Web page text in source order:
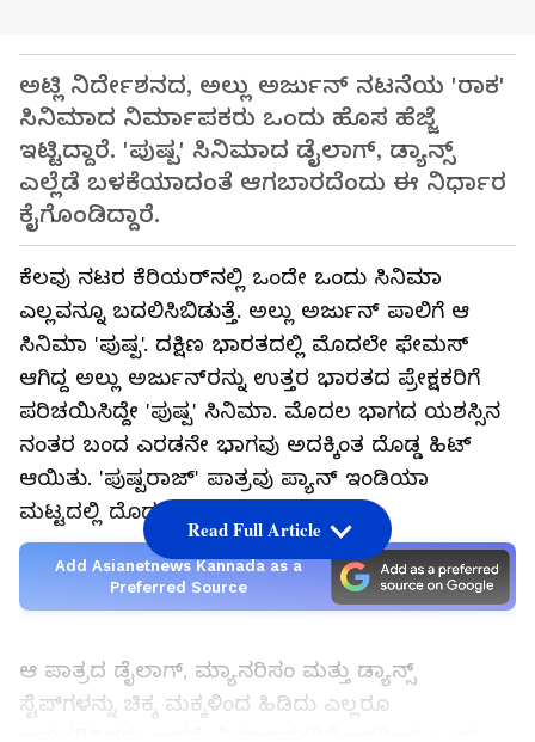
ಅಟ್ಲಿ ನಿರ್ದೇಶನದ, ಅಲ್ಲು ಅರ್ಜುನ್ ನಟನೆಯ 'ರಾಕ'
ಸಿನಿಮಾದ ನಿರ್ಮಾಪಕರು ಒಂದು ಹೊಸ ಹೆಜ್ಜೆ
ಇಟ್ಟಿದ್ದಾರೆ. 'ಪುಷ್ಪ' ಸಿನಿಮಾದ ಡೈಲಾಗ್, ಡ್ಯಾನ್ಸ್
ಎಲ್ಲೆಡೆ ಬಳಕೆಯಾದಂತೆ ಆಗಬಾರದೆಂದು ಈ ನಿರ್ಧಾರ
ಕೈಗೊಂಡಿದ್ದಾರೆ.
ಕೆಲವು ನಟರ ಕೆರಿಯರ್‌ನಲ್ಲಿ ಒಂದೇ ಒಂದು ಸಿನಿಮಾ
ಎಲ್ಲವನ್ನೂ ಬದಲಿಸಿಬಿಡುತ್ತೆ. ಅಲ್ಲು ಅರ್ಜುನ್‌ ಪಾಲಿಗೆ ಆ
ಸಿನಿಮಾ 'ಪುಷ್ಪ'. ದಕ್ಷಿಣ ಭಾರತದಲ್ಲಿ ಮೊದಲೇ ಫೇಮಸ್
ಆಗಿದ್ದ ಅಲ್ಲು ಅರ್ಜುನ್‌ರನ್ನು ಉತ್ತರ ಭಾರತದ ಪ್ರೇಕ್ಷಕರಿಗೆ
ಪರಿಚಯಿಸಿದ್ದೇ 'ಪುಷ್ಪ' ಸಿನಿಮಾ. ಮೊದಲ ಭಾಗದ ಯಶಸ್ಸಿನ
ನಂತರ ಬಂದ ಎರಡನೇ ಭಾಗವು ಅದಕ್ಕಿಂತ ದೊಡ್ಡ ಹಿಟ್
ಆಯಿತು. 'ಪುಷ್ಪರಾಜ್' ಪಾತ್ರವು ಪ್ಯಾನ್ ಇಂಡಿಯಾ
ಮಟ್ಟದಲ್ಲಿ ದೊಡ್ಡ ಸೆನ್ಸೇಷನ್ ಸೃಷ್ಟಿಸಿತ್ತು.
Add Asianetnews Kannada as a
Preferred Source
ಆ ಪಾತ್ರದ ಡೈಲಾಗ್‌, ಮ್ಯಾನರಿಸಂ ಮತ್ತು ಡ್ಯಾನ್ಸ್
ಸ್ಟೆಪ್‌ಗಳನ್ನು ಚಿಕ್ಕ ಮಕ್ಕಳಿಂದ ಹಿಡಿದು ಎಲ್ಲರೂ
Read Full Article